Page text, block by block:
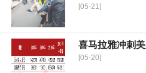
[05-21]
喜马拉雅冲刺
[05-20]